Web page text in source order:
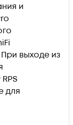
и
При выходе из
для